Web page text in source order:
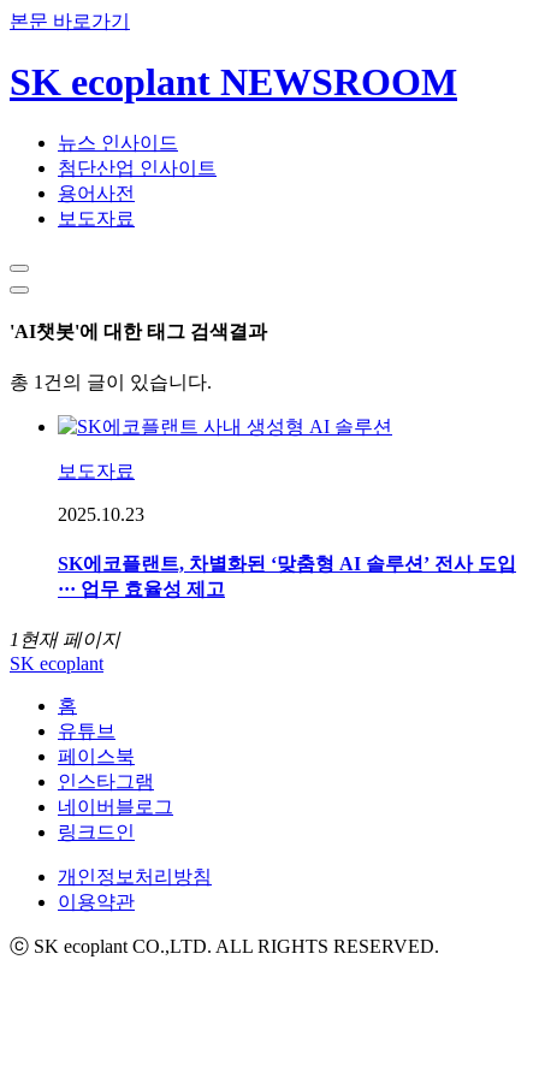
본문 바로가기
SK ecoplant NEWSROOM
뉴스 인사이드
첨단산업 인사이트
용어사전
보도자료
'AI챗봇'에 대한 태그 검색결과
총 1건의 글이 있습니다.
보도자료
2025.10.23
SK에코플랜트, 차별화된 ‘맞춤형 AI 솔루션’ 전사 도입
··· 업무 효율성 제고
1 현재 페이지
SK ecoplant
홈
유튜브
페이스북
인스타그램
네이버블로그
링크드인
개인정보처리방침
이용약관
ⓒ SK ecoplant CO.,LTD. ALL RIGHTS RESERVED.